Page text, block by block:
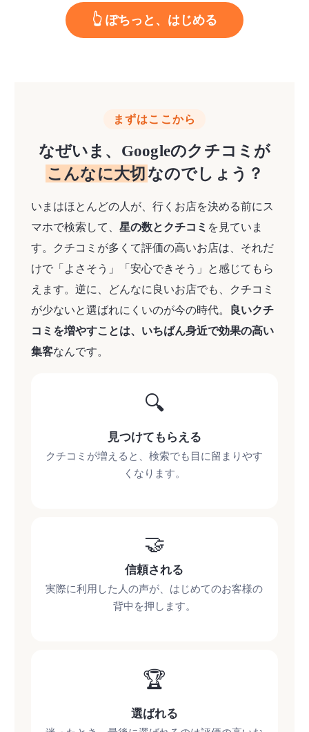
👆 ぽちっと、はじめる
まずはここから
なぜいま、Googleのクチコミが
こんなに大切なのでしょう？
いまはほとんどの人が、行くお店を決める前にス
マホで検索して、 星の数とクチコミ を見ていま
す。クチコミが多くて評価の高いお店は、それだ
けで「よさそう」「安心できそう」と感じてもら
えます。逆に、どんなに良いお店でも、クチコミ
が少ないと選ばれにくいのが今の時代。
良いクチ
コミを増やすことは、いちばん身近で効果の高い
集客なんです。
🔍
見つけてもらえる
クチコミが増えると、検索でも目に留まりやす
くなります。
🤝
信頼される
実際に利用した人の声が、はじめてのお客様の
背中を押します。
🏆
選ばれる